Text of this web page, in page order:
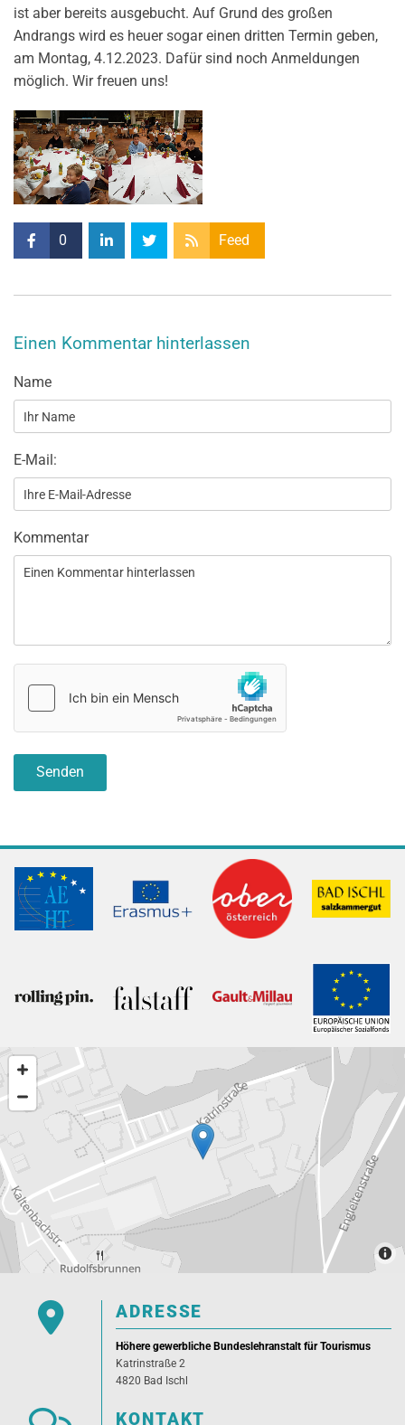
ist aber bereits ausgebucht. Auf Grund des großen
Andrangs wird es heuer sogar einen dritten Termin geben,
am Montag, 4.12.2023. Dafür sind noch Anmeldungen
möglich. Wir freuen uns!
0 Feed
Einen Kommentar hinterlassen
Name
E-Mail:
Kommentar
 ADRESSE
Höhere gewerbliche Bundeslehranstalt für Tourismus
Katrinstraße 2
4820 Bad Ischl
KONTAKT